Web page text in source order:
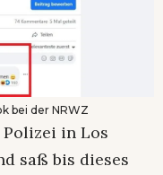
bei der NRWZ
in Los
saß bis dieses